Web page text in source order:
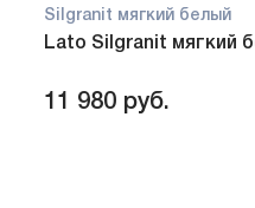
Silgranit мягкий белый
Lato Silgranit мягкий
11 980 руб.